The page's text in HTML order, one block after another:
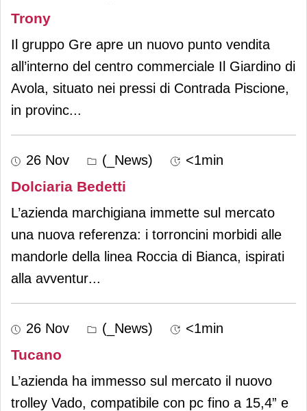
Trony
Il gruppo Gre apre un nuovo punto vendita
all’interno del centro commerciale Il Giardino di
Avola, situato nei pressi di Contrada Piscione,
in provinc...
26 Nov (_News) <1min
Dolciaria Bedetti
L’azienda marchigiana immette sul mercato
una nuova referenza: i torroncini morbidi alle
mandorle della linea Roccia di Bianca, ispirati
alla avventur...
26 Nov (_News) <1min
Tucano
L’azienda ha immesso sul mercato il nuovo
trolley Vado, compatibile con pc fino a 15,4” e